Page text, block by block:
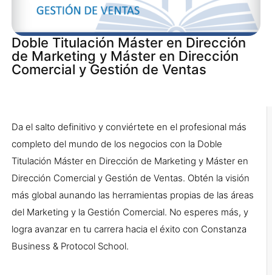
Doble Titulación Máster en Dirección
de Marketing y Máster en Dirección
Comercial y Gestión de Ventas
Da el salto definitivo y conviértete en el profesional más
completo del mundo de los negocios con la Doble
Titulación Máster en Dirección de Marketing y Máster en
Dirección Comercial y Gestión de Ventas. Obtén la visión
más global aunando las herramientas propias de las áreas
del Marketing y la Gestión Comercial. No esperes más, y
logra avanzar en tu carrera hacia el éxito con Constanza
Business & Protocol School.